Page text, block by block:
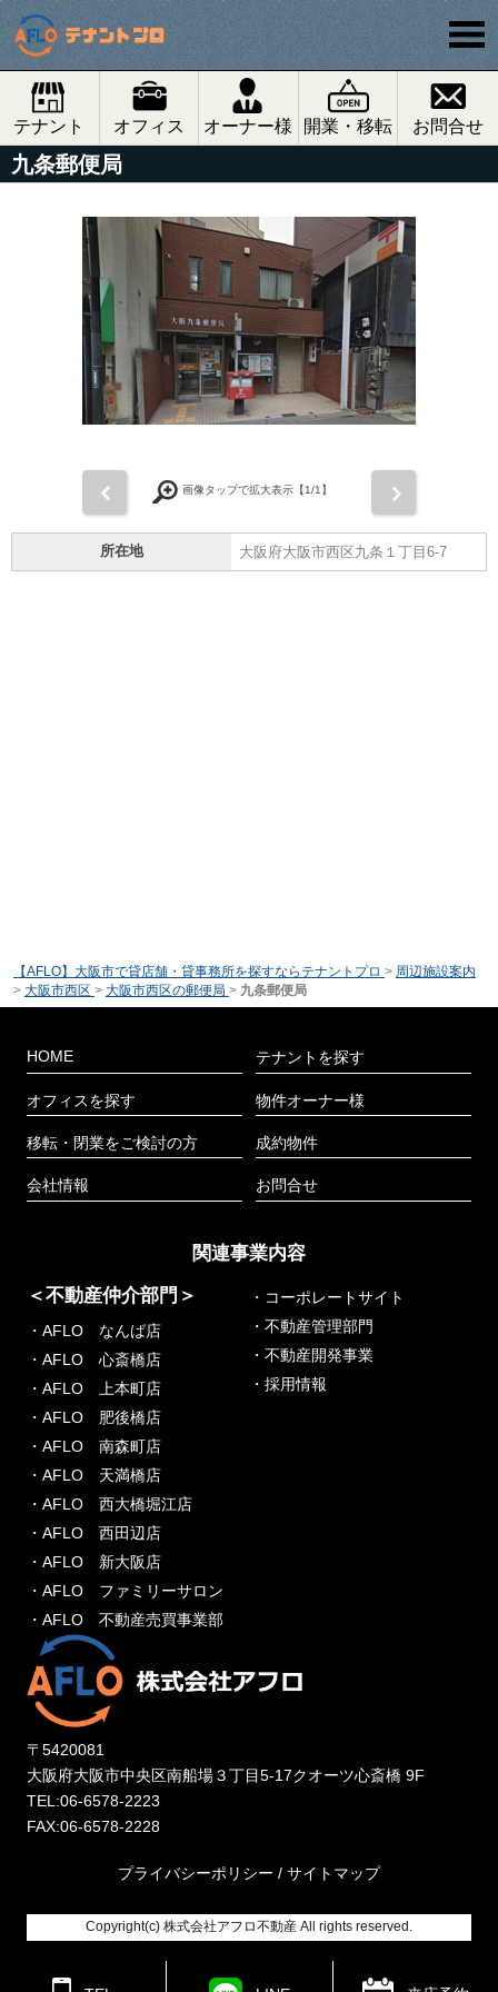
テナント オフィス オーナー様 開業・移転 お問合せ
九条郵便局
画像タップで拡大表示【1/1】
所在地 大阪府大阪市西区九条１丁目6-7
【AFLO】大阪市で貸店舗・貸事務所を探すならテナントプロ > 周辺施設案内
> 大阪市西区 > 大阪市西区の郵便局 > 九条郵便局
HOME
オフィスを探す
移転・閉業をご検討の方
会社情報
テナントを探す
物件オーナー様
成約物件
お問合せ
関連事業内容
＜不動産仲介部門＞
・AFLO なんば店
・AFLO 心斎橋店
・AFLO 上本町店
・AFLO 肥後橋店
・AFLO 南森町店
・AFLO 天満橋店
・AFLO 西大橋堀江店
・AFLO 西田辺店
・AFLO 新大阪店
・AFLO ファミリーサロン
・AFLO 不動産売買事業部
・コーポレートサイト
・不動産管理部門
・不動産開発事業
・採用情報
〒5420081
大阪府大阪市中央区南船場３丁目5-17クオーツ心斎橋 9F
TEL:06-6578-2223
FAX:06-6578-2228
プライバシーポリシー / サイトマップ
Copyright(c) 株式会社アフロ不動産 All rights reserved.